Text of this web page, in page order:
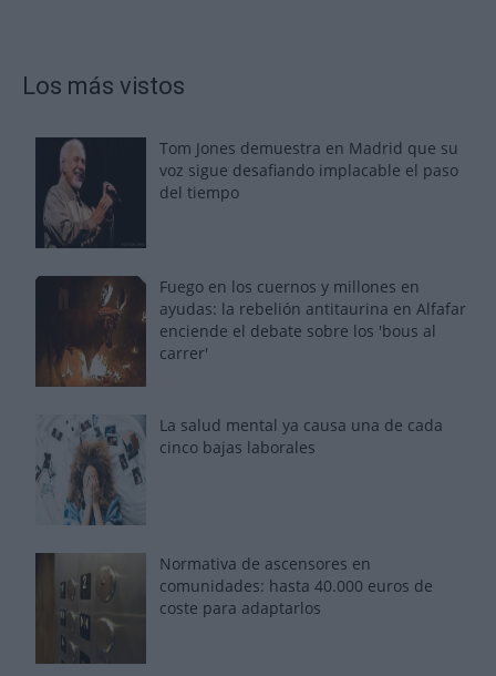
Los más vistos
Tom Jones demuestra en Madrid que su
voz sigue desafiando implacable el paso
del tiempo
Fuego en los cuernos y millones en
ayudas: la rebelión antitaurina en Alfafar
enciende el debate sobre los 'bous al
carrer'
La salud mental ya causa una de cada
cinco bajas laborales
Normativa de ascensores en
comunidades: hasta 40.000 euros de
coste para adaptarlos